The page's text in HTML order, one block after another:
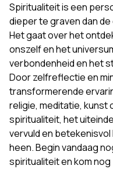
Spiritualiteit is een
dieper te graven dan
Het gaat over het
onszelf en het
verbondenheid en het
Door zelfreflectie en
transformerende
religie, meditatie, kunst
spiritualiteit, het
vervuld en betekenisvol
heen. Begin vandaag
spiritualiteit en kom